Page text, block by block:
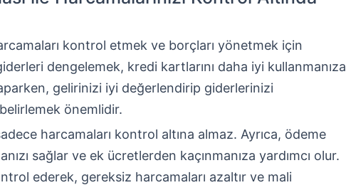
kontrol etmek ve borçları yönetmek için
dengelemek, kredi kartlarını daha iyi kullanmanıza
gelirinizi iyi değerlendirip giderlerinizi
önemlidir.
harcamaları kontrol altına almaz. Ayrıca, ödeme
sağlar ve ek ücretlerden kaçınmanıza yardımcı olur.
ederek, gereksiz harcamaları azaltır ve mali